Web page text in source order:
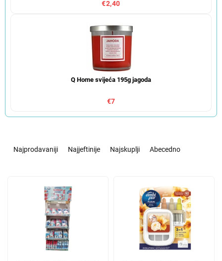
€2,40
Q Home svijeća 195g jagoda
€7
Najprodavaniji Najjeftinije Najskuplji Abecedno